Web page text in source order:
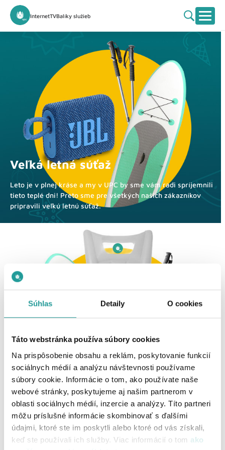
Súhlas Detaily O cookies
Táto webstránka používa súbory cookies
Na prispôsobenie obsahu a reklám, poskytovanie funkcií
sociálnych médií a analýzu návštevnosti používame
súbory cookie. Informácie o tom, ako používate naše
webové stránky, poskytujeme aj našim partnerom v
oblasti sociálnych médií, inzercie a analýzy. Títo partneri
môžu príslušné informácie skombinovať s ďalšími
údajmi, ktoré ste im poskytli alebo ktoré od vás získali,
keď ste používali ich služby. Viac informácií o tom ako
InternetTVBalíky služieb
Veľká letná súťaž
Leto je v plnej kráse a my v UPC by sme vám radi spríjemnili
tieto teplé dni! Preto sme pre všetkých našich zákazníkov
pripravili veľkú letnú súťaž.
Objednajte si naše služby a môžete sa
zapojiť do súťaže.
Každý zákazník, ktorý si v období od 17. júla do 13. augusta
2023 objedná akúkoľvek novú základnú UPC službuinternetu
káblovejalebointernetovej televízie alebo predĺži svoju
existujúcu, sa môže zapojiť do súťaže o paddleboard, JBL Go
reproduktor, trekingové palice a mnoho ďalších cien.
Žrebujeme už 17. augusta 2023.